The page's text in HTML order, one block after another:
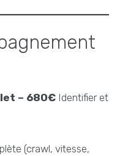
– 680€Identifier et
(crawl, vitesse,